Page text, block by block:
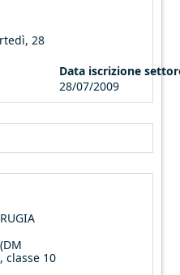
28
Data iscrizione
28/07/2009
classe 10